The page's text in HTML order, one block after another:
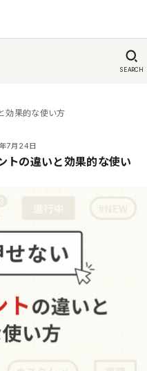
SEARCH
効果的な使い方
7月24日
トの違いと効果的な使い